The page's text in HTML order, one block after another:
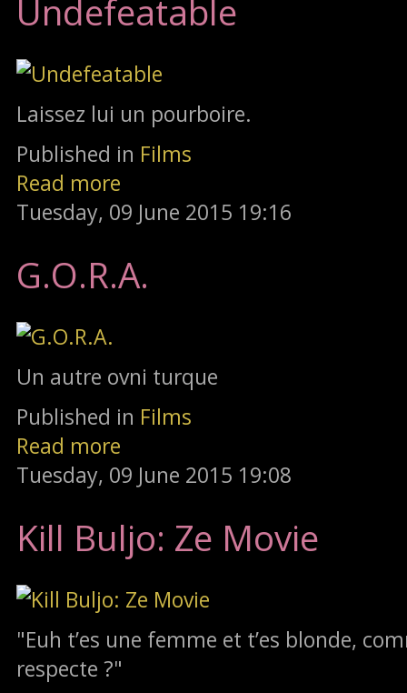
Undefeatable
Laissez lui un pourboire.
Published in Films
Read more
Tuesday, 09 June 2015 19:16
G.O.R.A.
Un autre ovni turque
Published in Films
Read more
Tuesday, 09 June 2015 19:08
Kill Buljo: Ze Movie
"Euh t’es une femme et t’es blonde,
respecte ?"